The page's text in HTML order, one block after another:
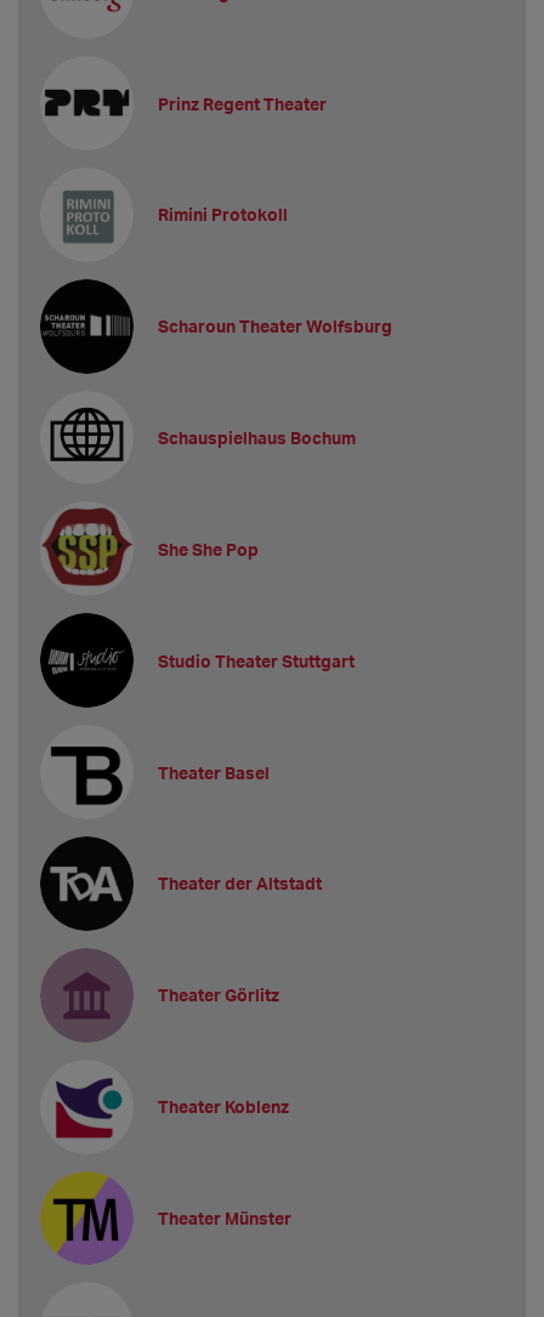
Prinz Regent Theater
Rimini Protokoll
Scharoun Theater Wolfsburg
Schauspielhaus Bochum
She She Pop
Studio Theater Stuttgart
Theater Basel
Theater der Altstadt
Theater Görlitz
Theater Koblenz
Theater Münster